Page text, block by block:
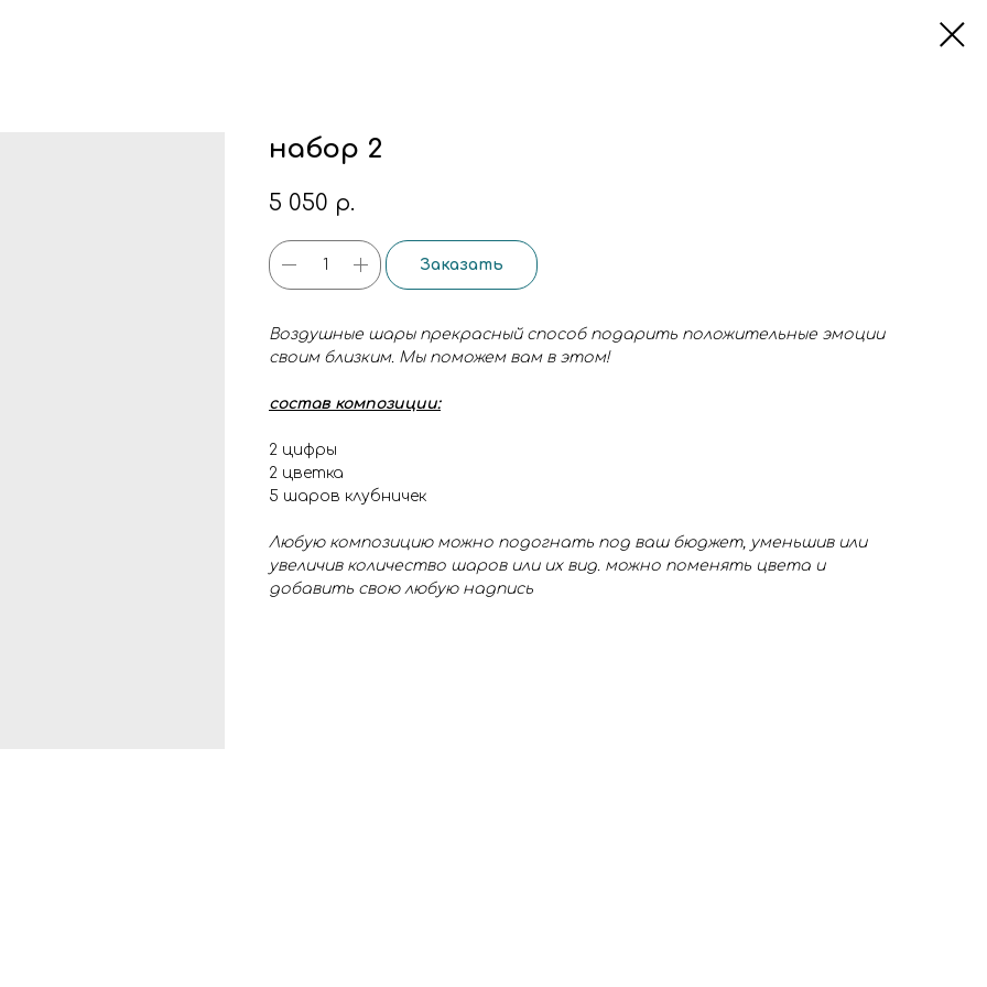
набор 2
5 050 р.
Заказать
Воздушные шары прекрасный способ подарить положительные эмоции
своим близким. Мы поможем вам в этом!
состав композиции:
2 цифры
2 цветка
5 шаров клубничек
Любую композицию можно подогнать под ваш бюджет, уменьшив или
увеличив количество шаров или их вид. можно поменять цвета и
добавить свою любую надпись